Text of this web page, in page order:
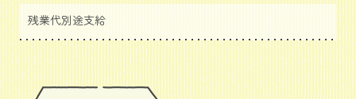
残業代別途支給